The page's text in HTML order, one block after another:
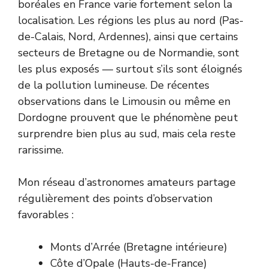
boréales en France varie fortement selon la
localisation. Les régions les plus au nord (Pas-
de-Calais, Nord, Ardennes), ainsi que certains
secteurs de Bretagne ou de Normandie, sont
les plus exposés — surtout s’ils sont éloignés
de la pollution lumineuse. De récentes
observations dans le Limousin ou même en
Dordogne prouvent que le phénomène peut
surprendre bien plus au sud, mais cela reste
rarissime.
Mon réseau d’astronomes amateurs partage
régulièrement des points d’observation
favorables :
Monts d’Arrée (Bretagne intérieure)
Côte d’Opale (Hauts-de-France)